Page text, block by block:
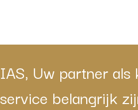
IAS, Uw partner als
service belangrijk